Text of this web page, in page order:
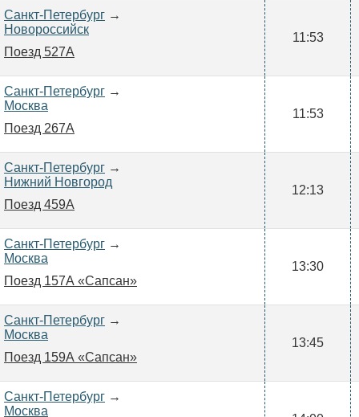
Санкт-Петербург →
Новороссийск
Поезд 527А
11:53
Санкт-Петербург →
Москва
Поезд 267А
11:53
Санкт-Петербург →
Нижний Новгород
Поезд 459А
12:13
Санкт-Петербург →
Москва
Поезд 157А «Сапсан»
13:30
Санкт-Петербург →
Москва
Поезд 159А «Сапсан»
13:45
Санкт-Петербург →
Москва